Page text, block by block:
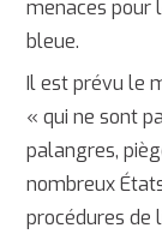
menaces pour
bleue.
Il est prévu le
« qui ne sont
palangres,
nombreux
procédures de